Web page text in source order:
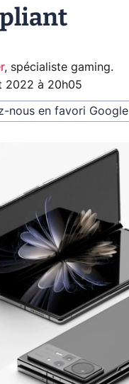
, spécialiste gaming.
2022 à 20h05
nous en favori Google